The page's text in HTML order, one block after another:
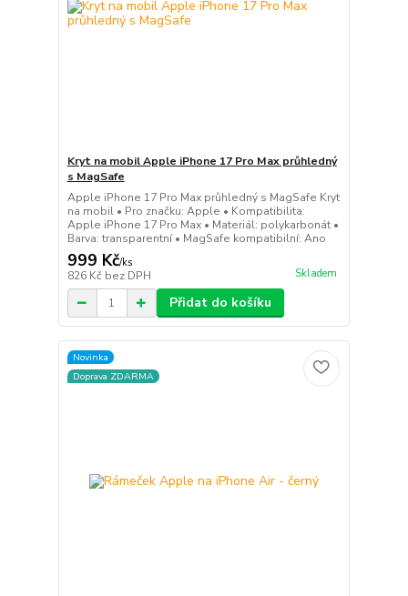
Kryt na mobil Apple iPhone 17 Pro Max průhledný
s MagSafe
Apple iPhone 17 Pro Max průhledný s MagSafe Kryt
na mobil • Pro značku: Apple • Kompatibilita:
Apple iPhone 17 Pro Max • Materiál: polykarbonát •
Barva: transparentní • MagSafe kompatibilní: Ano
999 Kč/ks
826 Kč bez DPH Skladem
Přidat do košíku
Novinka
Doprava ZDARMA